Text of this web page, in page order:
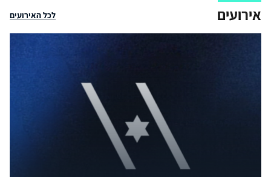
אירועים לכל האירועים